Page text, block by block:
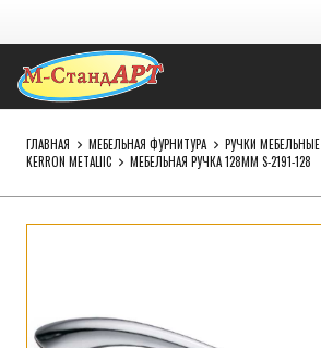
ГЛАВНАЯ МЕБЕЛЬНАЯ ФУРНИТУРА РУЧКИ МЕБЕЛЬНЫЕ
KERRON METALIIC
МЕБЕЛЬНАЯ РУЧКА 128ММ S-2191-128